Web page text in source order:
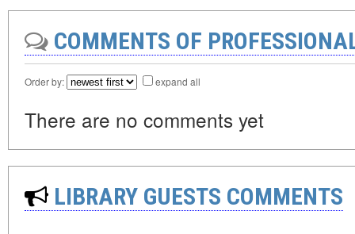
COMMENTS OF
Order by: expand all
There are no comments yet
LIBRARY GUESTS COMMENTS